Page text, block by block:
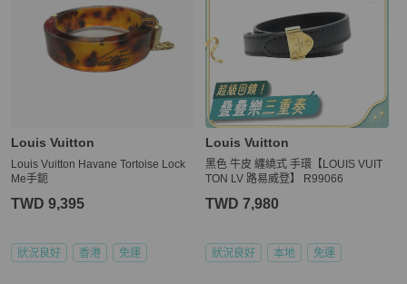
Louis Vuitton
Louis Vuitton Havane Tortoise Lock
Me手鈪
TWD 9,395
狀況良好 香港 免運
Louis Vuitton
黑色 牛皮 纏繞式 手環【LOUIS VUIT
TON LV 路易威登】 R99066
TWD 7,980
狀況良好 本地 免運